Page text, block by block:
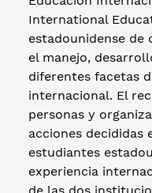
International
estadounidense de
el manejo,
diferentes facetas
internacional. El
personas y
acciones decididas
estudiantes
experiencia
de las dos